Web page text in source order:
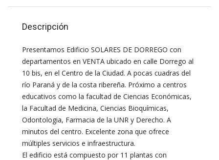
Descripción
Presentamos Edificio SOLARES DE DORREGO con
departamentos en VENTA ubicado en calle Dorrego al
10 bis, en el Centro de la Ciudad. A pocas cuadras del
río Paraná y de la costa ribereña. Próximo a centros
educativos como la facultad de Ciencias Económicas,
la Facultad de Medicina, Ciencias Bioquímicas,
Odontologia, Farmacia de la UNR y Derecho. A
minutos del centro. Excelente zona que ofrece
múltiples servicios e infraestructura.
El edificio está compuesto por 11 plantas con